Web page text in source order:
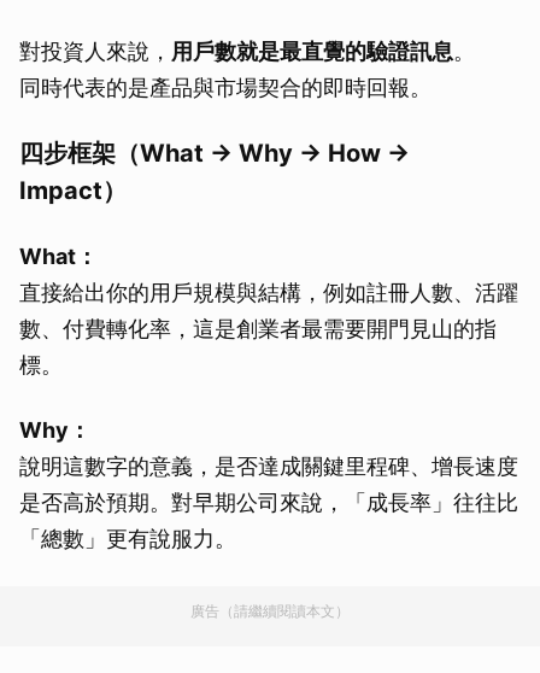
對投資人來說， 用戶數就是最直覺的驗證訊息。
同時代表的是產品與市場契合的即時回報。
四步框架（What → Why → How →
Impact）
What：
直接給出你的用戶規模與結構，例如註冊人數、活躍
數、付費轉化率，這是創業者最需要開門見山的指
標。
Why：
說明這數字的意義，是否達成關鍵里程碑、增長速度
是否高於預期。對早期公司來說，「成長率」往往比
「總數」更有說服力。
廣告（請繼續閱讀本文）